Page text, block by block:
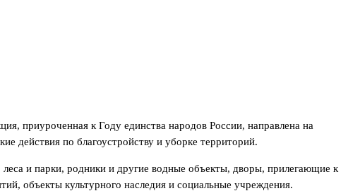
приуроченная к Году единства народов России, направлена на
действия по благоустройству и уборке территорий.
и парки, родники и другие водные объекты, дворы, прилегающие к
объекты культурного наследия и социальные учреждения.